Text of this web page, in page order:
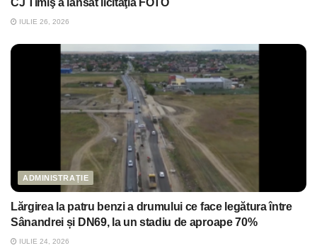
CJ Timiş a lansat licitaţia FOTO
IULIE 26, 2026
ADMINISTRAȚIE
Lărgirea la patru benzi a drumului ce face legătura între
Sânandrei și DN69, la un stadiu de aproape 70%
IULIE 24, 2026